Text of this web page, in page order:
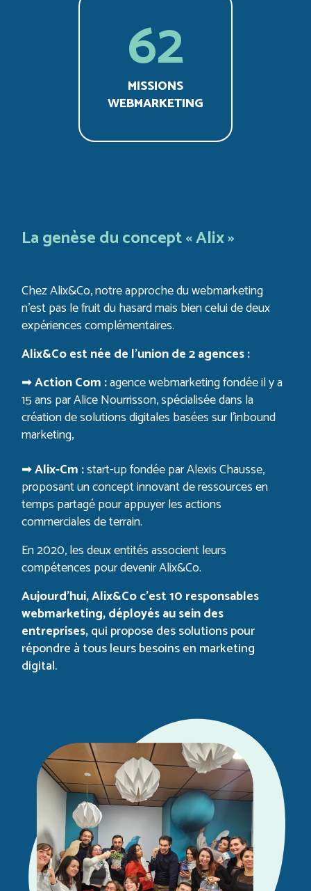
62
MISSIONS
WEBMARKETING
La genèse du concept « Alix »
Chez Alix&Co, notre approche du webmarketing
n’est pas le fruit du hasard mais bien celui de deux
expériences complémentaires.
Alix&Co est née de l’union de 2 agences :
➡Action Com :agence webmarketing fondée il y a
15 ans par Alice Nourrisson, spécialisée dans la
création de solutions digitales basées sur l’inbound
marketing,
➡Alix-Cm :start-up fondée par Alexis Chausse,
proposant un concept innovant de ressources en
temps partagé pour appuyer les actions
commerciales de terrain.
En 2020, les deux entités associent leurs
compétences pour devenir Alix&Co.
Aujourd’hui, Alix&Co c’est 10 responsables
webmarketing, déployés au sein des
entreprises,qui propose des solutions pour
répondre à tous leurs besoins en marketing
digital.